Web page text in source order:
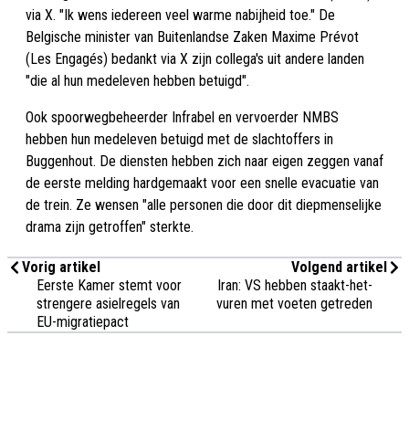
via X. "Ik wens iedereen veel warme nabijheid toe." De
Belgische minister van Buitenlandse Zaken Maxime Prévot
(Les Engagés) bedankt via X zijn collega's uit andere landen
"die al hun medeleven hebben betuigd".
Ook spoorwegbeheerder Infrabel en vervoerder NMBS
hebben hun medeleven betuigd met de slachtoffers in
Buggenhout. De diensten hebben zich naar eigen zeggen vanaf
de eerste melding hardgemaakt voor een snelle evacuatie van
de trein. Ze wensen "alle personen die door dit diepmenselijke
drama zijn getroffen" sterkte.
Vorig artikel
Eerste Kamer stemt voor
strengere asielregels van
EU-migratiepact
Volgend artikel
Iran: VS hebben staakt-het-
vuren met voeten getreden